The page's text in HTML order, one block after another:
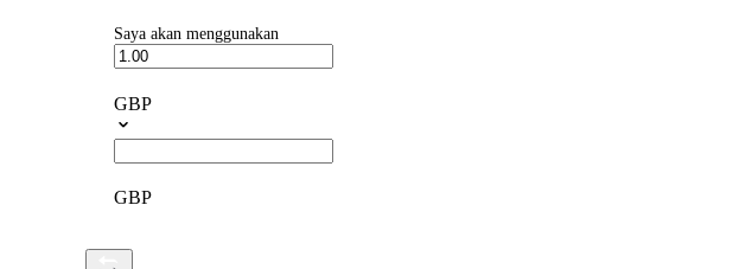
Saya akan menggunakan
GBP
GBP